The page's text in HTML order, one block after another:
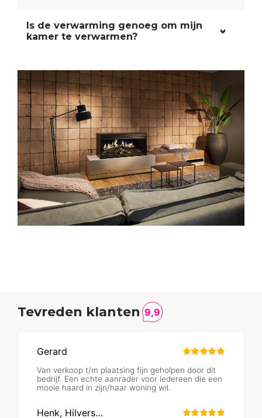
Is de verwarming genoeg om mijn
kamer te verwarmen?
Tevreden klanten